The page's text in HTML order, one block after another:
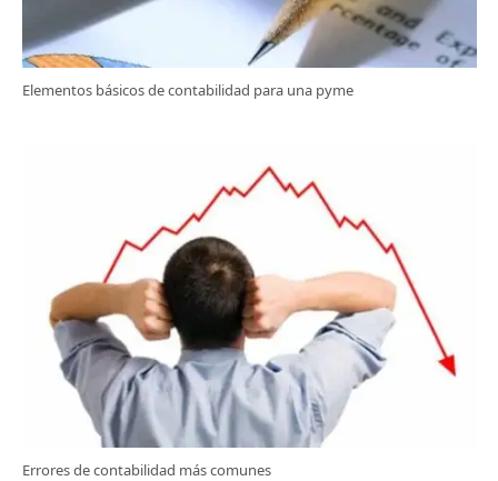
Elementos básicos de contabilidad para una pyme
Errores de contabilidad más comunes